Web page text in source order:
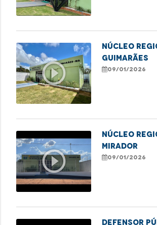
play_circle_outline
NÚCLEO
GUIMARÃES
09/01/2026
play_circle_outline
NÚCLEO
MIRADOR
09/01/2026
Defensor